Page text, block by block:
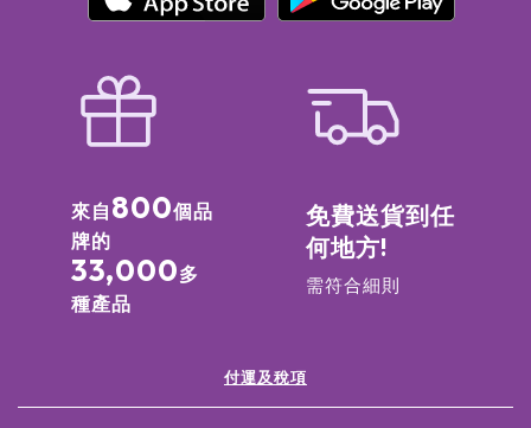
來自 800個品
牌的
33,000多
種產品
免費送貨到任
何地方!
需符合細則
付運及稅項